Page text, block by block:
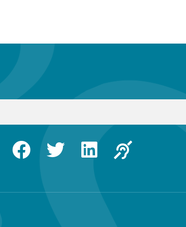
FacebookTwitter LinkedinApsah Sourd